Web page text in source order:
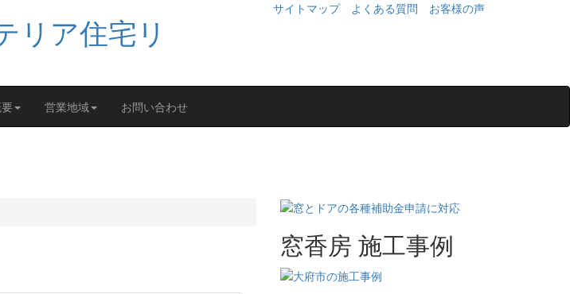
サイトマップ よくある質問 お客様の声
営業地域 お問い合わせ
窓香房 施工事例